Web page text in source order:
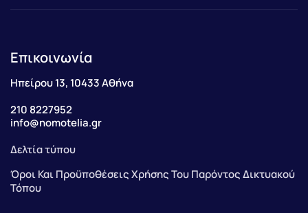
Επικοινωνία
Ηπείρου 13, 10433 Αθήνα
210 8227952
info@nomotelia.gr
Δελτία τύπου
Όροι Και Προϋποθέσεις Χρήσης Του Παρόντος Δικτυακού
Τόπου